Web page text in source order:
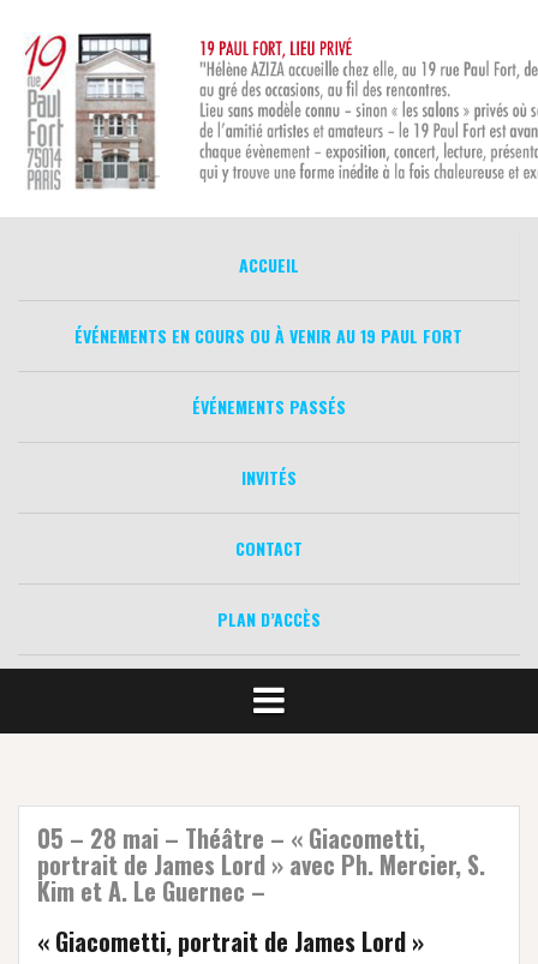
contenu
ACCUEIL
ÉVÉNEMENTS EN COURS OU À VENIR AU 19 PAUL FORT
ÉVÉNEMENTS PASSÉS
INVITÉS
CONTACT
PLAN D’ACCÈS
05 – 28 mai – Théâtre – « Giacometti,
portrait de James Lord » avec Ph. Mercier, S.
Kim et A. Le Guernec –
« Giacometti, portrait de James Lord »